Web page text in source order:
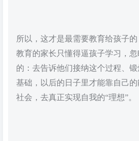
所以，这才是最需要教育给孩子
教育的家长只懂得逼孩子学习，
的：去告诉他们接纳这个过程、
基础，以后的日子里才能靠自己
社会，去真正实现自我的“理想”。